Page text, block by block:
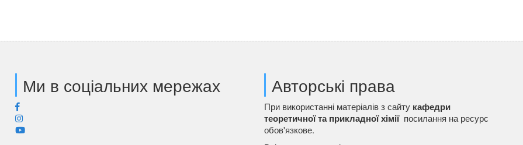
Ми в соціальних мережах Авторські права
При використанні матеріалів з сайту кафедри
теоретичної та прикладної хімії посилання на ресурс
обов'язкове.